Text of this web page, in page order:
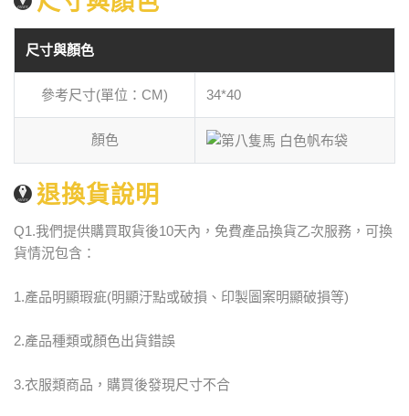
尺寸與顏色
參考尺寸(單位：CM) 34*40
顏色
退換貨說明
Q1.我們提供購買取貨後10天內，免費產品換貨乙次服務，可換
貨情況包含：
1.產品明顯瑕疵(明顯汙點或破損、印製圖案明顯破損等)
2.產品種類或顏色出貨錯誤
3.衣服類商品，購買後發現尺寸不合